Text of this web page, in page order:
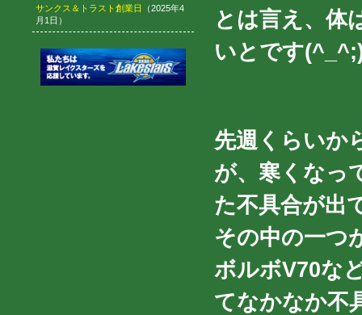
サンクス＆トラスト創業日
（2025年4
月1日）
とは言え、体
いとです
先週くらいか
が、寒くなっ
た不具合が出
その中の一つ
ボルボV70な
てなかなか不